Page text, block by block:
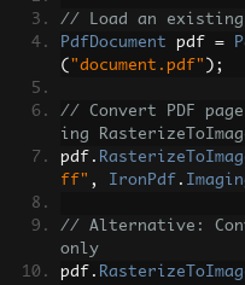
// Load an existing
PdfDocument pdf =
( "document.pdf" );
// Convert PDF
ing
pdf .
ff" , IronPdf .
// Alternative:
only
pdf .